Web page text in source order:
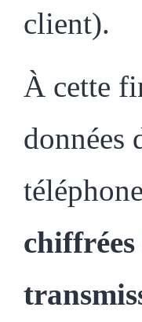
client).
À cette
données